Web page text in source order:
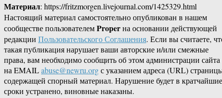
Материал: https://fritzmorgen.livejournal.com/1425329.html
Настоящий материал самостоятельно опубликован в нашем
сообществе пользователемProperна основании действующей
редакции Пользовательского Соглашения. Если вы считаете,
такая публикация нарушает ваши авторские и/или смежные
права, вам необходимо сообщить об этом администрации сайта
на EMAILabuse@newru.orgс указанием адреса (URL)
содержащей спорный материал. Нарушение будет в кратчайшие
сроки устранено, виновные наказаны.